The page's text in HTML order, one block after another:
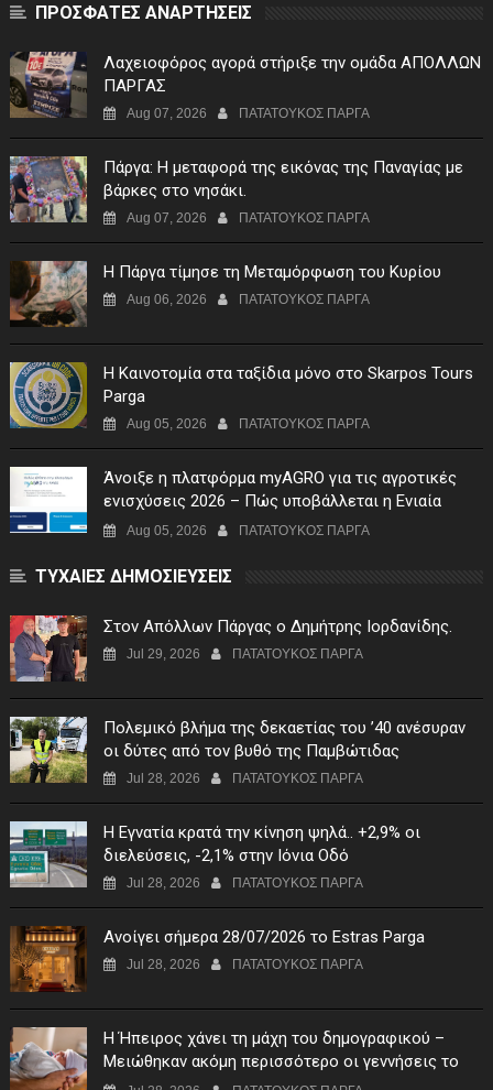
ΠΡΟΣΦΑΤΕΣ ΑΝΑΡΤΗΣΕΙΣ
Λαχειοφόρος αγορά στήριξε την ομάδα ΑΠΟΛΛΩΝ
ΠΑΡΓΑΣ
Aug 07, 2026 ΠΑΤΑΤΟΥΚΟΣ ΠΑΡΓΑ
Πάργα: Η μεταφορά της εικόνας της Παναγίας με
βάρκες στο νησάκι.
Aug 07, 2026 ΠΑΤΑΤΟΥΚΟΣ ΠΑΡΓΑ
Η Πάργα τίμησε τη Μεταμόρφωση του Κυρίου
Aug 06, 2026 ΠΑΤΑΤΟΥΚΟΣ ΠΑΡΓΑ
Η Καινοτομία στα ταξίδια μόνο στο Skarpos Tours
Parga
Aug 05, 2026 ΠΑΤΑΤΟΥΚΟΣ ΠΑΡΓΑ
Άνοιξε η πλατφόρμα myAGRO για τις αγροτικές
ενισχύσεις 2026 – Πώς υποβάλλεται η Ενιαία
Αίτηση Ενίσχυσης
Aug 05, 2026 ΠΑΤΑΤΟΥΚΟΣ ΠΑΡΓΑ
ΤΥΧΑΙΕΣ ΔΗΜΟΣΙΕΥΣΕΙΣ
Στον Απόλλων Πάργας ο Δημήτρης Ιορδανίδης.
Jul 29, 2026 ΠΑΤΑΤΟΥΚΟΣ ΠΑΡΓΑ
Πολεμικό βλήμα της δεκαετίας του ’40 ανέσυραν
οι δύτες από τον βυθό της Παμβώτιδας
Jul 28, 2026 ΠΑΤΑΤΟΥΚΟΣ ΠΑΡΓΑ
Η Εγνατία κρατά την κίνηση ψηλά.. +2,9% οι
διελεύσεις, -2,1% στην Ιόνια Οδό
Jul 28, 2026 ΠΑΤΑΤΟΥΚΟΣ ΠΑΡΓΑ
Ανοίγει σήμερα 28/07/2026 το Estras Parga
Jul 28, 2026 ΠΑΤΑΤΟΥΚΟΣ ΠΑΡΓΑ
Η Ήπειρος χάνει τη μάχη του δημογραφικού –
Μειώθηκαν ακόμη περισσότερο οι γεννήσεις το
πρώτο τρίμηνο του 2026